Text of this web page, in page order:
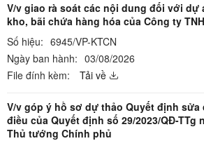
V/v giao rà soát các nội dung đối với dự
kho, bãi chứa hàng hóa của Công ty
Số hiệu: 6945/VP-KTCN
Ngày ban hành: 03/08/2026
File đính kèm:
Tải về
V/v góp ý hồ sơ dự thảo Quyết định sửa
điều của Quyết định số 29/2023/QĐ-TTg
Thủ tướng Chính phủ